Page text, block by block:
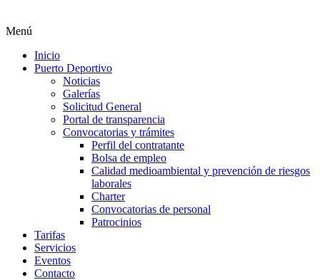
Menú
Inicio
Puerto Deportivo
Noticias
Galerías
Solicitud General
Portal de transparencia
Convocatorias y trámites
Perfil del contratante
Bolsa de empleo
Calidad medioambiental y prevención de riesgos
laborales
Charter
Convocatorias de personal
Patrocinios
Tarifas
Servicios
Eventos
Contacto